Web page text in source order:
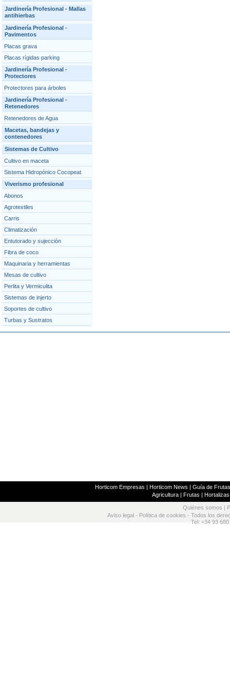
Jardinería Profesional - Mallas
antihierbas
Jardinería Profesional -
Pavimentos
Placas grava
Placas rígidas parking
Jardinería Profesional -
Protectores
Protectores para árboles
Jardinería Profesional -
Retenedores
Retenedores de Agua
Macetas, bandejas y
contenedores
Sistemas de Cultivo
Cultivo en maceta
Sistema Hidropónico Cocopeat
Viverismo profesional
Abonos
Agrotextiles
Carris
Climatización
Entutorado y sujección
Fibra de coco
Maquinaria y herramientas
Mesas de cultivo
Perlita y Vermiculita
Sistemas de injerto
Soportes de cultivo
Turbas y Sustratos
Horticom Empresas | Horticom News | Guía de
Agricultura| Frutas | Hortalizas
Quiénes somos
Aviso legal - Política de cookies - Todos los
Tel: +34 93